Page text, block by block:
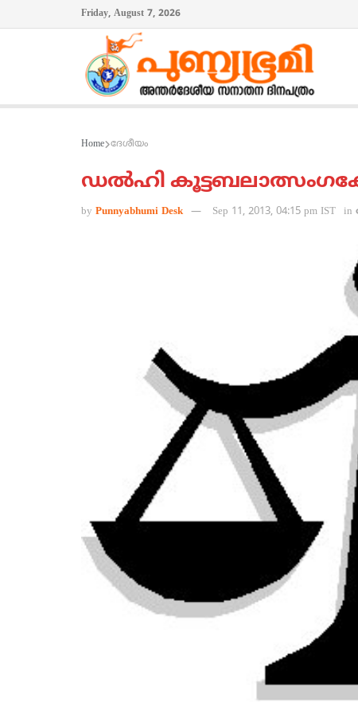
Friday, August 7, 2026
Home ദേശീയം
ഡല്‍ഹി
by Punnyabhumi Desk Sep 11, 2013, 04:15 pm IST in